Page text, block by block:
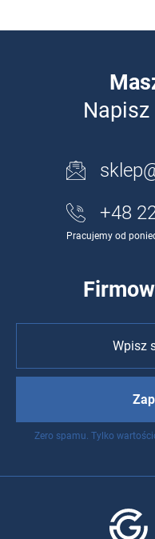
+48
Pracujemy od
Zero spamu. Tylko